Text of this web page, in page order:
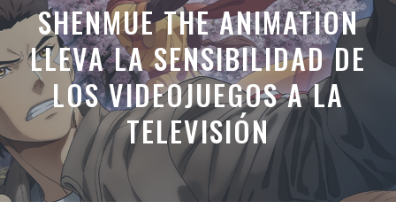
SHENMUE THE ANIMATION
LLEVA LA SENSIBILIDAD DE
LOS VIDEOJUEGOS A LA
TELEVISIÓN